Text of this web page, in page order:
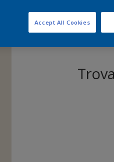
Accept All Cookies